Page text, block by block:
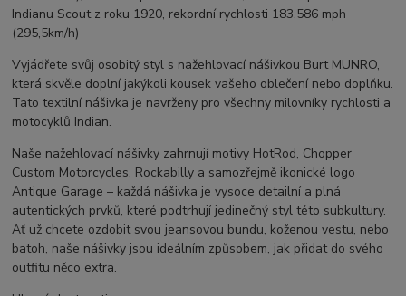
Indianu Scout z roku 1920, rekordní rychlosti 183,586 mph
(295,5km/h)
Vyjádřete svůj osobitý styl s nažehlovací nášivkou Burt MUNRO,
která skvěle doplní jakýkoli kousek vašeho oblečení nebo doplňku.
Tato textilní nášivka je navrženy pro všechny milovníky rychlosti a
motocyklů Indian.
Naše nažehlovací nášivky zahrnují motivy HotRod, Chopper
Custom Motorcycles, Rockabilly a samozřejmě ikonické logo
Antique Garage – každá nášivka je vysoce detailní a plná
autentických prvků, které podtrhují jedinečný styl této subkultury.
Ať už chcete ozdobit svou jeansovou bundu, koženou vestu, nebo
batoh, naše nášivky jsou ideálním způsobem, jak přidat do svého
outfitu něco extra.